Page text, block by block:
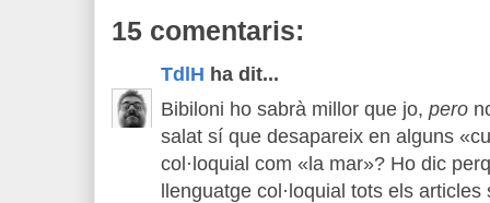
15 comentaris:
TdlH ha dit...
Bibiloni ho sabrà millor que jo, pero
salat sí que desapareix en alguns
col·loquial com «la mar»? Ho dic
llenguatge col·loquial tots els articles